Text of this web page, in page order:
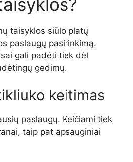
taisyklos siūlo platų
paslaugų pasirinkimą.
gali padėti tiek dėl
gedimų.
keitimas
paslaugų. Keičiami tiek
taip pat apsauginiai